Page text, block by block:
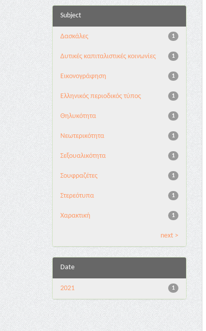
Subject
1
Δασκάλες
1
Δυτικές καπιταλιστικές κοινωνίες
1
Εικονογράφηση
1
Ελληνικός περιοδικός τύπος
1
Θηλυκότητα
1
Νεωτερικότητα
1
Σεξουαλικότητα
1
Σουφραζέτες
1
Στερεότυπα
1
Χαρακτική
next >
Date
1
2021